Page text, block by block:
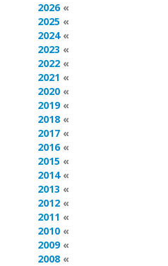
2026
2025
2024
2023
2022
2021
2020
2019
2018
2017
2016
2015
2014
2013
2012
2011
2010
2009
2008